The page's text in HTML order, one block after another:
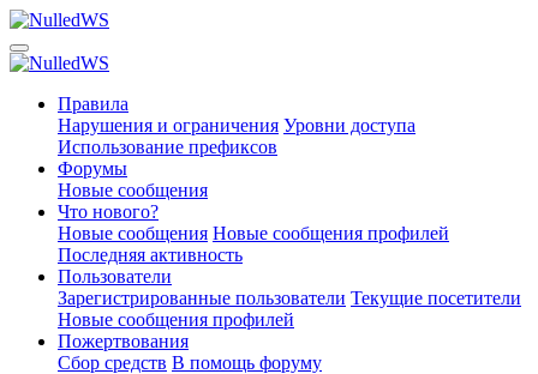
Правила
Нарушения и ограничения Уровни доступа
Использование префиксов
Форумы
Новые сообщения
Что нового?
Новые сообщения Новые сообщения профилей
Последняя активность
Пользователи
Зарегистрированные пользователи Текущие посетители
Новые сообщения профилей
Пожертвования
Сбор средств В помощь форуму